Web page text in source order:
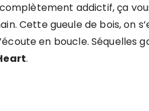
complètement addictif, ça
Cette gueule de bois, on
en boucle. Séquelles
.